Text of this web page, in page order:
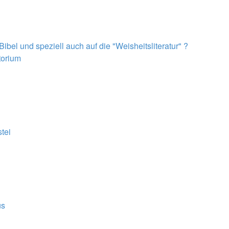
und speziell auch auf die "Weisheitsliteratur" ?